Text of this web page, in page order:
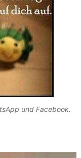
und Facebook.